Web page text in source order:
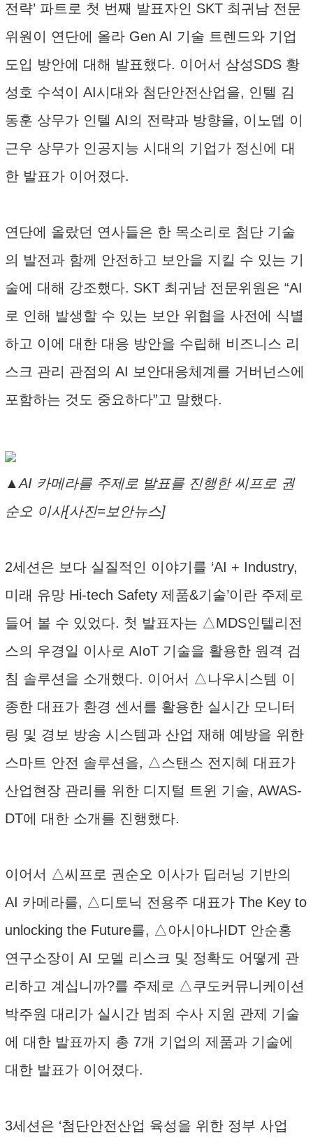
전략’ 파트로 첫 번째 발표자인 SKT 최귀남 전문
위원이 연단에 올라 Gen AI 기술 트렌드와 기업
도입 방안에 대해 발표했다. 이어서 삼성SDS 황
성호 수석이 AI시대와 첨단안전산업을, 인텔 김
동훈 상무가 인텔 AI의 전략과 방향을, 이노뎁 이
근우 상무가 인공지능 시대의 기업가 정신에 대
한 발표가 이어졌다.
연단에 올랐던 연사들은 한 목소리로 첨단 기술
의 발전과 함께 안전하고 보안을 지킬 수 있는 기
술에 대해 강조했다. SKT 최귀남 전문위원은 “AI
로 인해 발생할 수 있는 보안 위협을 사전에 식별
하고 이에 대한 대응 방안을 수립해 비즈니스 리
스크 관리 관점의 AI 보안대응체계를 거버넌스에
포함하는 것도 중요하다”고 말했다.
▲AI 카메라를 주제로 발표를 진행한 씨프로 권
순오 이사[사진=보안뉴스]
2세션은 보다 실질적인 이야기를 ‘AI + Industry,
미래 유망 Hi-tech Safety 제품&기술’이란 주제로
들어 볼 수 있었다. 첫 발표자는 △MDS인텔리전
스의 우경일 이사로 AIoT 기술을 활용한 원격 검
침 솔루션을 소개했다. 이어서 △나우시스템 이
종한 대표가 환경 센서를 활용한 실시간 모니터
링 및 경보 방송 시스템과 산업 재해 예방을 위한
스마트 안전 솔루션을, △스탠스 전지혜 대표가
산업현장 관리를 위한 디지털 트윈 기술, AWAS-
DT에 대한 소개를 진행했다.
이어서 △씨프로 권순오 이사가 딥러닝 기반의
AI 카메라를, △디토닉 전용주 대표가 The Key to
unlocking the Future를, △아시아나IDT 안순홍
연구소장이 AI 모델 리스크 및 정확도 어떻게 관
리하고 계십니까?를 주제로 △쿠도커뮤니케이션
박주원 대리가 실시간 범죄 수사 지원 관제 기술
에 대한 발표까지 총 7개 기업의 제품과 기술에
대한 발표가 이어졌다.
3세션은 ‘첨단안전산업 육성을 위한 정부 사업